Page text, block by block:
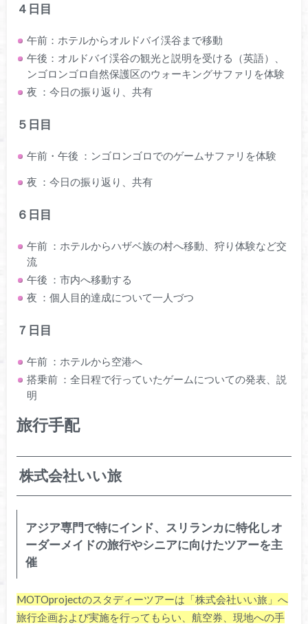
４日目
午前：ホテルからオルドバイ渓谷まで移動
午後：オルドバイ渓谷の観光と説明を受ける（英語）、
ンゴロンゴロ自然保護区のウォーキングサファリを体験
夜 ：今日の振り返り、共有
５日目
午前・午後 ：ンゴロンゴロでのゲームサファリを体験
夜 ：今日の振り返り、共有
６日目
午前 ：ホテルからハザベ族の村へ移動、狩り体験など交
流
午後 ：市内へ移動する
夜 ：個人目的達成について一人づつ
７日目
午前 ：ホテルから空港へ
搭乗前 ：全日程で行っていたゲームについての発表、説
明
旅行手配
株式会社いい旅
アジア専門で特にインド、スリランカに特化しオ
ーダーメイドの旅行やシニアに向けたツアーを主
催
MOTOprojectのスタディーツアーは「株式会社いい旅」へ
旅行企画および実施を行ってもらい、航空券、現地への手